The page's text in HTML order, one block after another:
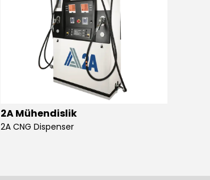
2A Mühendislik
2A CNG Dispenser